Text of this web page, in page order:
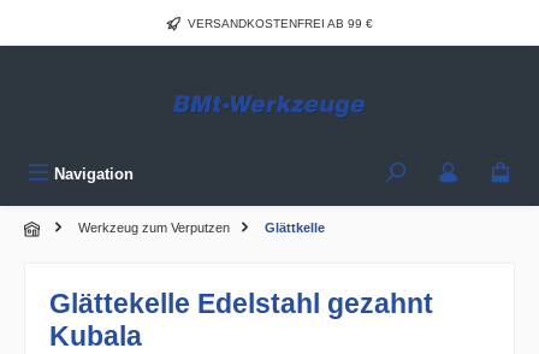
Zum Hauptinhalt springenVERSANDKOSTENFREI AB 99 €
Navigation
Werkzeug zum Verputzen Glättkelle
Glättekelle Edelstahl gezahnt
Kubala